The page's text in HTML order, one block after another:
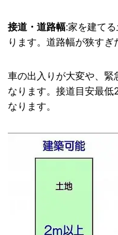
接道・道路幅:家を建て
ります。道路幅が狭すぎ
車の出入りが大変や、緊
なります。接道目安最
なります。